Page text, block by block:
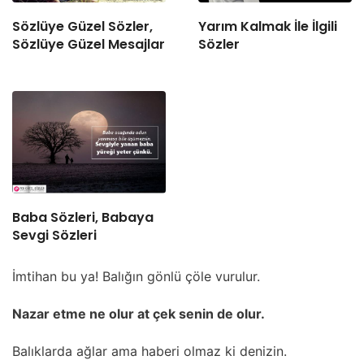
Sözlüye Güzel Sözler,
Sözlüye Güzel Mesajlar
Yarım Kalmak İle İlgili
Sözler
Baba Sözleri, Babaya
Sevgi Sözleri
İmtihan bu ya! Balığın gönlü çöle vurulur.
Nazar etme ne olur at çek senin de olur.
Balıklarda ağlar ama haberi olmaz ki denizin.